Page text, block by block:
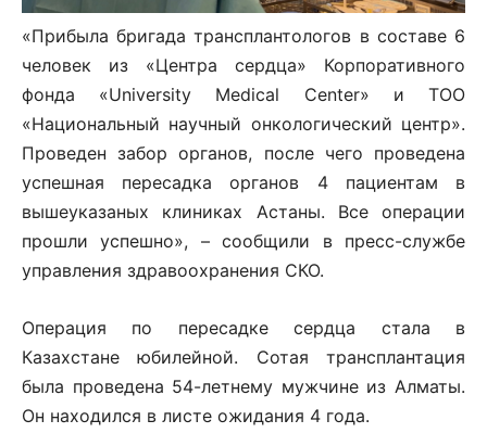
«Прибыла бригада трансплантологов в составе 6
человек из «Центра сердца» Корпоративного
фонда «University Medical Center» и ТОО
«Национальный научный онкологический центр».
Проведен забор органов, после чего проведена
успешная пересадка органов 4 пациентам в
вышеуказаных клиниках Астаны. Все операции
прошли успешно», – сообщили в пресс-службе
управления здравоохранения СКО.
Операция по пересадке сердца стала в
Казахстане юбилейной. Сотая трансплантация
была проведена 54-летнему мужчине из Алматы.
Он находился в листе ожидания 4 года.